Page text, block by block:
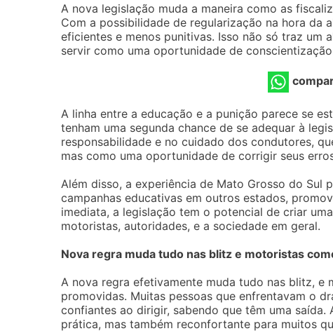
A nova legislação muda a maneira como as
Com a possibilidade de regularização na hora da
eficientes e menos punitivas. Isso não só traz
servir como uma oportunidade de
A linha entre a educação e a punição parece se
tenham uma segunda chance de se adequar à
responsabilidade e no cuidado dos condutores,
mas como uma oportunidade de corrigir seus
Além disso, a experiência de Mato Grosso do
campanhas educativas em outros estados,
imediata, a legislação tem o potencial de criar
motoristas, autoridades, e a sociedade em geral.
Nova regra muda tudo nas blitz e motoristas
A nova regra efetivamente muda tudo nas blitz,
promovidas. Muitas pessoas que enfrentavam o
confiantes ao dirigir, sabendo que têm uma
prática, mas também reconfortante para muitos